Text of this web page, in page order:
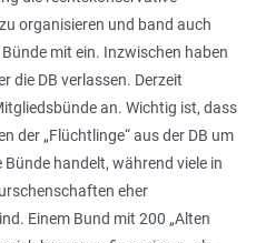
organisieren und band auch
mit ein. Inzwischen haben
die DB verlassen. Derzeit
an. Wichtig ist, dass
der „Flüchtlinge“ aus der DB um
handelt, während viele in
eher
Einem Bund mit 200 „Alten